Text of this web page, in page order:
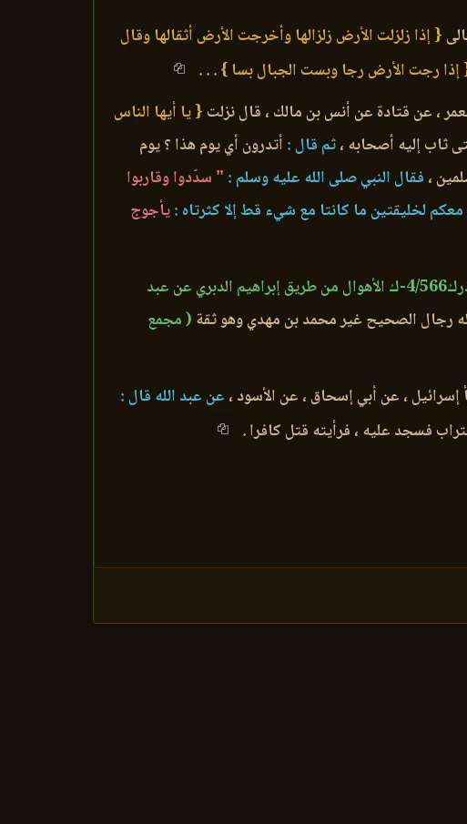
{ إذا زلزلت الأرض زلزالها وأخرجت الأرض أثقالها وقال
إذا رجت الأرض رجا وبست الجبال بسا }. . .
، عن قتادة عن أنس بن مالك ، قال نزلت { يا أيها الناس
ثاب إليه أصحابه ،ثم قال : أتدرون أي يوم هذا ؟ يوم
، فقال النبي صلى الله عليه وسلم : " سدّدوا وقاربوا
لخليقتين ما كانتا مع شيء قط إلا كثرتاه :يأجوج
( المستدرك4/566-ك الأهوال من طريق إبراهيم الدبري عن عبد
رجال الصحيح غير محمد بن مهدي وهو ثقة ( مجمع
إسرائيل ، عن أبي إسحاق ، عن الأسود ، عن عبد الله قال :
فسجد عليه ، فرأيته قتل كافرا .